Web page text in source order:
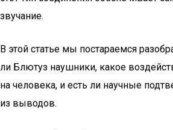
звучание.
В этой статье мы постараемся
ли Блютуз наушники, какое
на человека, и есть ли научные
из выводов.